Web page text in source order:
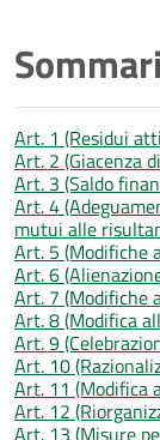
Art. 1 (Residui
Art. 2 (Giacenza
Art. 3 (Saldo
Art. 4
mutui alle
Art. 5 (Modifiche
Art. 6
Art. 7 (Modifiche
Art. 8 (Modifica
Art. 9
Art. 10
Art. 11 (Modifica
Art. 12
Art. 13 (Misure